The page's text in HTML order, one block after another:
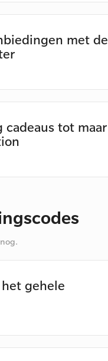
met de
cadeaus tot maar
gehele